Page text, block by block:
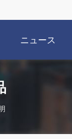
ニュース